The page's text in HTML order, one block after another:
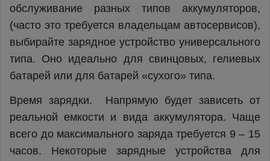
обслуживание разных типов аккумуляторов,
(часто это требуется владельцам автосервисов),
выбирайте зарядное устройство универсального
типа. Оно идеально для свинцовых, гелиевых
батарей или для батарей «сухого» типа.
Время зарядки. Напрямую будет зависеть от
реальной емкости и вида аккумулятора. Чаще
всего до максимального заряда требуется 9 – 15
часов. Некоторые зарядные устройства для